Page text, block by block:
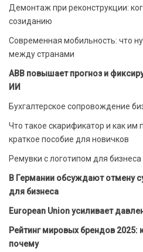
Демонтаж при реконструкции:
созиданию
Современная мобильность: что
между странами
ABB повышает прогноз и
ИИ
Бухгалтерское сопровождение
Что такое скарификатор и как им
краткое пособие для новичков
Ремувки с логотипом для бизнеса
В Германии обсуждают отмену
для бизнеса
European Union усиливает
Рейтинг мировых брендов 2025:
почему